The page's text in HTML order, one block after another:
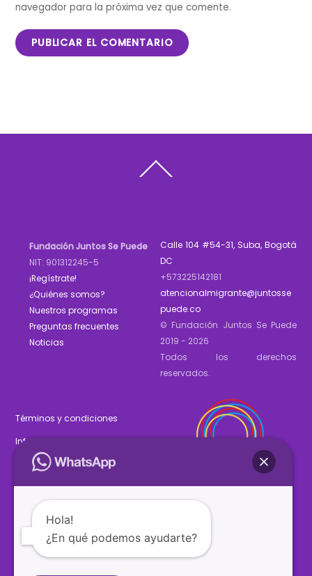
navegador para la próxima vez que comente.
To
Fundación Juntos Se Puede
NIT: 901312245-5
¡Regístrate!
¿Quiénes somos?
Nuestros programas
Preguntas frecuentes
Noticias
Calle 104 #54-31, Suba, Bogotá
DC
+573225142181
atencionalmigrante@juntosse
puede.co
© Fundación Juntos Se Puede
2019 - 2026
Todos los derechos
reservados.
Términos y condiciones
Informe de gestión 2025
Estados financieros 2025
SÍGUENOS
Hola!
¿En qué podemos ayudarte?